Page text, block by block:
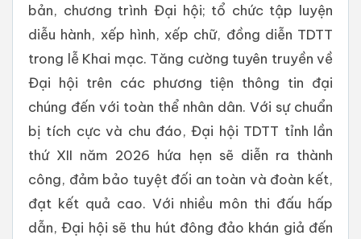
bản, chương trình Đại hội; tổ chức tập luyện
diễu hành, xếp hình, xếp chữ, đồng diễn TDTT
trong lễ Khai mạc. Tăng cường tuyên truyền về
Đại hội trên các phương tiện thông tin đại
chúng đến với toàn thể nhân dân. Với sự chuẩn
bị tích cực và chu đáo, Đại hội TDTT tỉnh lần
thứ XII năm 2026 hứa hẹn sẽ diễn ra thành
công, đảm bảo tuyệt đối an toàn và đoàn kết,
đạt kết quả cao. Với nhiều môn thi đấu hấp
dẫn, Đại hội sẽ thu hút đông đảo khán giả đến